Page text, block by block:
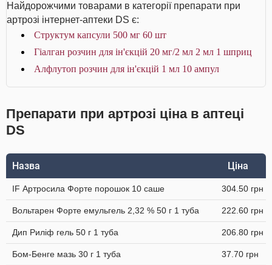
Найдорожчими товарами в категорії препарати при
артрозі інтернет-аптеки DS є:
Структум капсули 500 мг 60 шт
Гіалган розчин для ін'єкцій 20 мг/2 мл 2 мл 1 шприц
Алфлутоп розчин для ін'єкцій 1 мл 10 ампул
Препарати при артрозі ціна в аптеці
DS
Назва Ціна
IF Артросила Форте порошок 10 саше 304.50 грн
Вольтарен Форте емульгель 2,32 % 50 г 1 туба 222.60 грн
Дип Риліф гель 50 г 1 туба 206.80 грн
Бом-Бенге мазь 30 г 1 туба 37.70 грн